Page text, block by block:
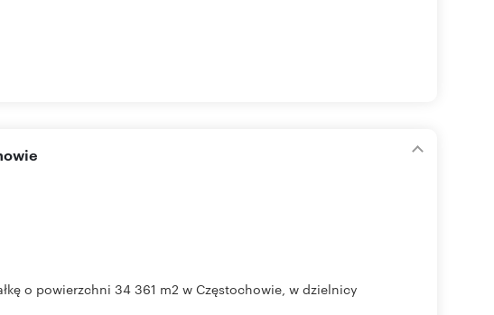
o powierzchni 34 361 m2 w Częstochowie, w dzielnicy